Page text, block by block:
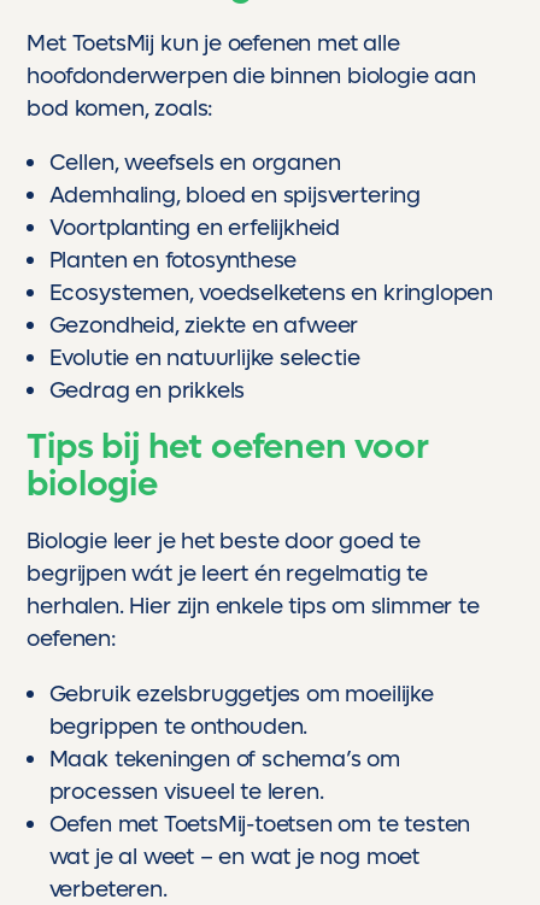
Met ToetsMij kun je oefenen met alle
hoofdonderwerpen die binnen biologie aan
bod komen, zoals:
Cellen, weefsels en organen
Ademhaling, bloed en spijsvertering
Voortplanting en erfelijkheid
Planten en fotosynthese
Ecosystemen, voedselketens en kringlopen
Gezondheid, ziekte en afweer
Evolutie en natuurlijke selectie
Gedrag en prikkels
Tips bij het oefenen voor
biologie
Biologie leer je het beste door goed te
begrijpen wát je leert én regelmatig te
herhalen. Hier zijn enkele tips om slimmer te
oefenen:
Gebruik ezelsbruggetjes om moeilijke
begrippen te onthouden.
Maak tekeningen of schema’s om
processen visueel te leren.
Oefen met ToetsMij-toetsen om te testen
wat je al weet – en wat je nog moet
verbeteren.